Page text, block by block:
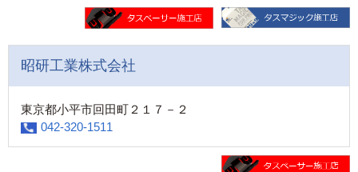
昭研工業株式会社
東京都小平市回田町２１７－２
042-320-1511